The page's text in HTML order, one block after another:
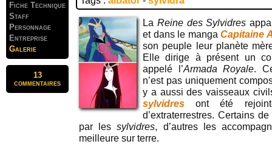
Fiche Technique
Staff
Personnage
Entreprise
Galerie
13
commentaires
La Reine des Sylvidres
et dans le mangaCapitaine
son peuple leur planète
Elle dirige à présent un
appelé l’Armada Royale.
n’est pas uniquement
y a aussi des vaisseaux
sylvidres ont été
d’extraterrestres. Certains
par lessylvidres, d’autres les
meilleure sur terre.